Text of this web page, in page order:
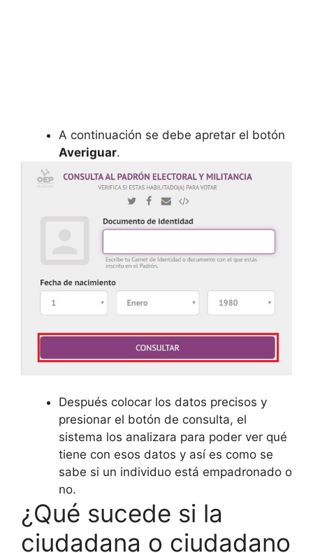
A continuación se debe apretar el botón
Averiguar.
Después colocar los datos precisos y
presionar el botón de consulta, el
sistema los analizara para poder ver qué
tiene con esos datos y así es como se
sabe si un individuo está empadronado o
no.
¿Qué sucede si la
ciudadana o ciudadano